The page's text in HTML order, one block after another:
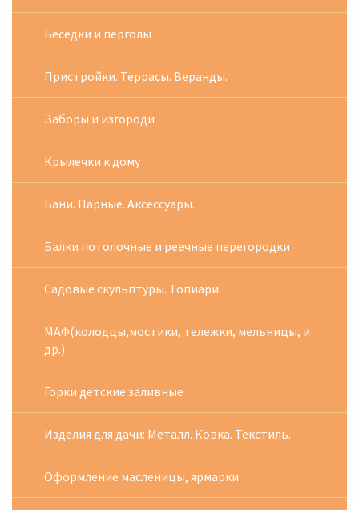
Беседки и перголы
Пристройки. Террасы. Веранды.
Заборы и изгороди
Крылечки к дому
Бани. Парные. Аксессуары.
Балки потолочные и реечные перегородки
Садовые скульптуры. Топиари.
МАФ(колодцы,мостики, тележки, мельницы, и
др.)
Горки детские заливные
Изделия для дачи: Металл. Ковка. Текстиль.
Оформление масленицы, ярмарки